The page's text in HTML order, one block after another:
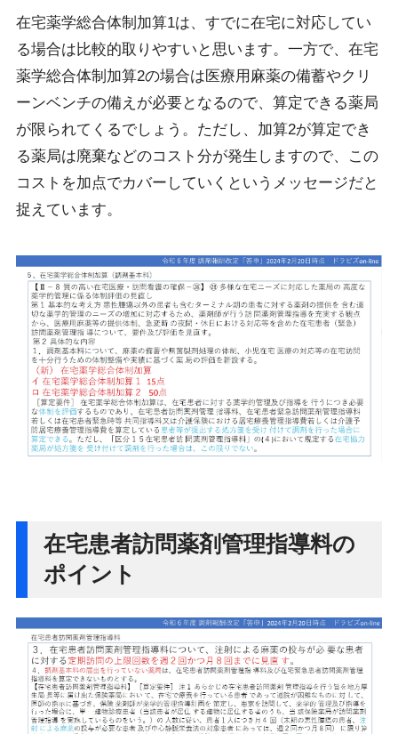
在宅薬学総合体制加算1は、すでに在宅に対応してい
る場合は比較的取りやすいと思います。一方で、在宅
薬学総合体制加算2の場合は医療用麻薬の備蓄やクリ
ーンベンチの備えが必要となるので、算定できる薬局
が限られてくるでしょう。ただし、加算2が算定でき
る薬局は廃棄などのコスト分が発生しますので、この
コストを加点でカバーしていくというメッセージだと
捉えています。
在宅患者訪問薬剤管理指導料の
ポイント